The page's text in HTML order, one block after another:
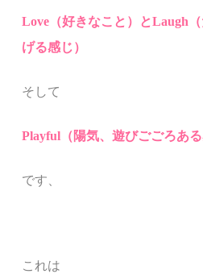
Love（好きなこと）とLaugh
げる感じ）
そして
Playful（陽気、遊びごごろある
です、
これは